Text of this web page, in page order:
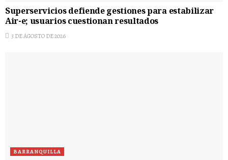
Superservicios defiende gestiones para estabilizar
Air-e; usuarios cuestionan resultados
3 DE AGOSTO DE 2026
BARRANQUILLA